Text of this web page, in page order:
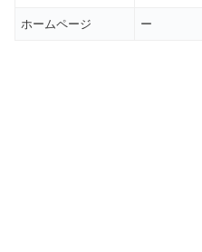
ホームページ ー